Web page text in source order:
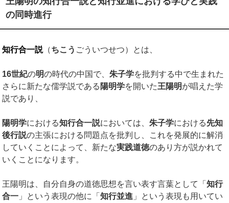
の同時進行
知行合一説（ちこう ごういつせつ）とは、
16世紀の明の時代の中国で、朱子学を批判する中で生まれた
さらに新たな儒学説である 陽明学を開いた王陽明が唱えた学
説であり、
陽明学における知行合一説においては、朱子学における先知
後行説の主張における問題点を批判し、これを発展的に解消
していくことによって、新たな実践道徳のあり方が説かれて
いくことになります。
王陽明は、自分自身の道徳思想を言い表す言葉として「知行
合一 」という表現の他に「知行並進 」という表現も用いてい